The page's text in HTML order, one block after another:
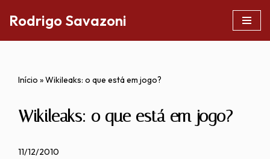
conteúdo
Rodrigo Savazoni
Início »Wikileaks: o que está em jogo?
Wikileaks: o que está em jogo?
11/12/2010